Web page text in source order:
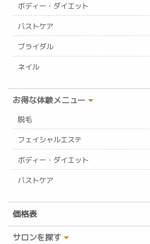
ボディー・ダイエット
バストケア
ブライダル
ネイル
お得な体験メニュー
脱毛
フェイシャルエステ
ボディー・ダイエット
バストケア
価格表
サロンを探す